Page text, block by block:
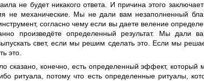
не будет никакого ответа. И причина этого
не механические. Мы не дали вам незаполненный
согласно чему если вы даете веление
произведёте определенный результат. Мы дали
свет, если мы решим сделать это. Если мы
это.
сказано, конечно, есть определенный эффект, который
ритуала, потому что есть определенные ритуалы,